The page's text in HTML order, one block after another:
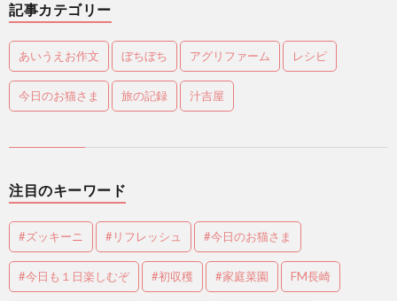
記事カテゴリー
あいうえお作文 ぼちぼち アグリファーム レシピ
今日のお猫さま 旅の記録 汁吉屋
注目のキーワード
#ズッキーニ #リフレッシュ #今日のお猫さま
#今日も１日楽しむぞ #初収穫 #家庭菜園 FM長崎